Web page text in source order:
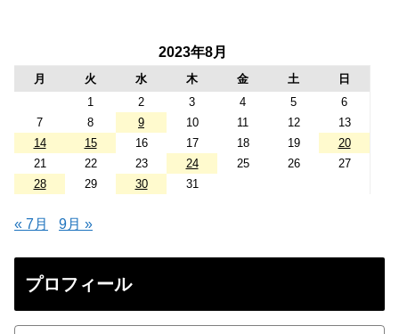
2023年8月
月 火 水 木 金 土
日
1
2 3 4 5
6
7
8 9 10 11 12
13
14
15 16 17 18 19
20
21
22 23 24 25 26
27
28
29 30 31
« 7月 9月 »
プロフィール